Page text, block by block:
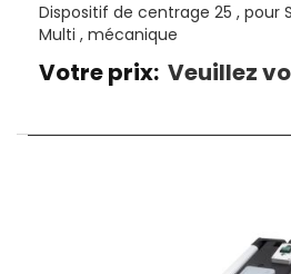
Dispositif de centrage 25 , pour
Multi , mécanique
Votre prix: Veuillez